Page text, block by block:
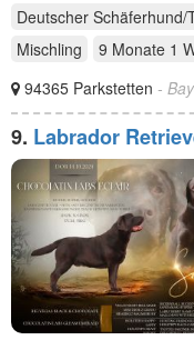
Deutscher
Mischling
9 Monate 1
94365 Parkstetten -
9. Labrador